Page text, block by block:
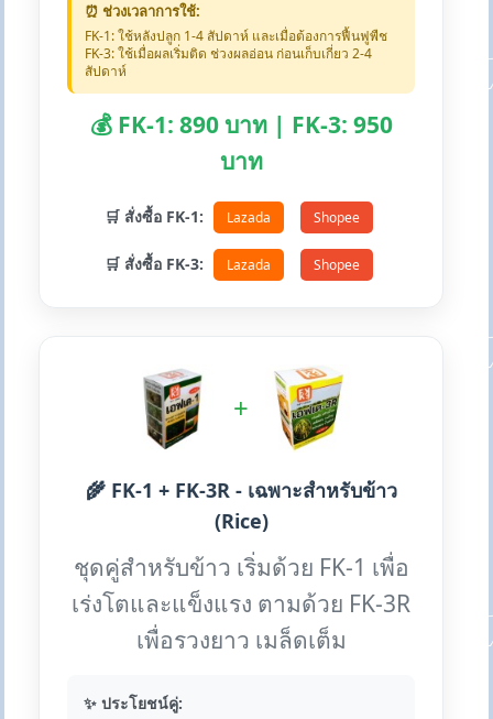
⏰ ช่วงเวลาการใช้:
FK-1: ใช้หลังปลูก 1-4 สัปดาห์ และเมื่อต้องการฟื้นฟูพืช
FK-3: ใช้เมื่อผลเริ่มติด ช่วงผลอ่อน ก่อนเก็บเกี่ยว 2-4
สัปดาห์
💰 FK-1: 890 บาท | FK-3: 950
บาท
🛒 สั่งซื้อ FK-1: Lazada Shopee
🛒 สั่งซื้อ FK-3: Lazada Shopee
+
🌾 FK-1 + FK-3R - เฉพาะสำหรับข้าว
(Rice)
ชุดคู่สำหรับข้าว เริ่มด้วย FK-1 เพื่อ
เร่งโตและแข็งแรง ตามด้วย FK-3R
เพื่อรวงยาว เมล็ดเต็ม
✨ ประโยชน์คู่: